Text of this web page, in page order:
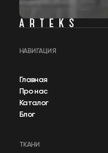
НАВИГАЦИЯ
Главная
Про нас
Каталог
Блог
ТКАНИ